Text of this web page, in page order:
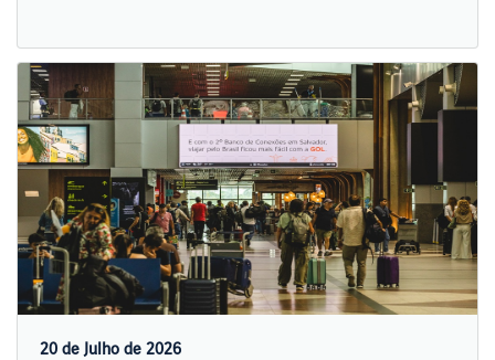
20 de Julho de 2026